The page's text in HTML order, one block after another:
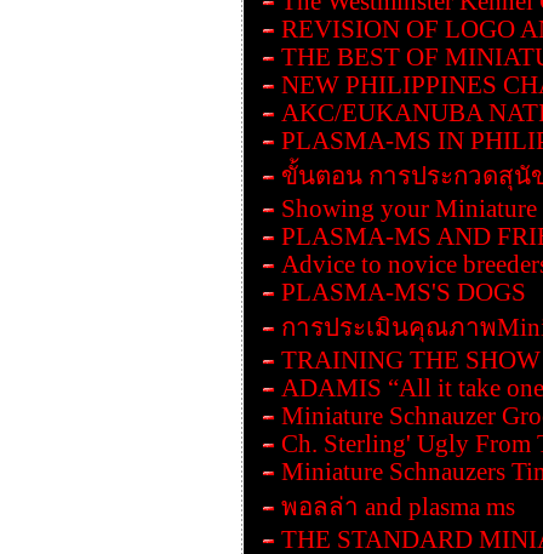
REVISION OF LOGO
THE BEST OF
NEW PHILIPPINES
AKC/EUKANUBA
PLASMA-MS IN
ขั้นตอน การประกวดสุนั
Showing your Miniature
PLASMA-MS AND
Advice to novice
PLASMA-MS'S DOGS
การประเมินคุณภาพ
TRAINING THE SHOW
ADAMIS “All it take
Miniature Schnauzer
Ch. Sterling' Ugly From
Miniature Schnauzers
พอลล่า and plasma ms
THE STANDARD